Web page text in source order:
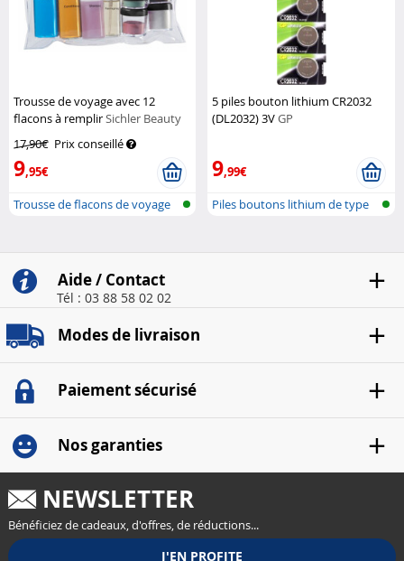
Trousse de voyage avec 12
flacons à remplirSichler Beauty
17,90€ Prix conseillé
9,95€
Trousse de flacons de voyage
5 piles bouton lithium CR2032
(DL2032) 3VGP
9,99€
Piles boutons lithium de type
Aide / Contact
Tél : 03 88 58 02 02
Modes de livraison
Paiement sécurisé
Nos garanties
NEWSLETTER
Bénéficiez de cadeaux, d'offres, de réductions...